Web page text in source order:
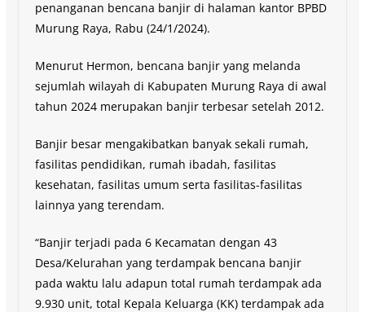
penanganan bencana banjir di halaman kantor BPBD
Murung Raya, Rabu (24/1/2024).
Menurut Hermon, bencana banjir yang melanda
sejumlah wilayah di Kabupaten Murung Raya di awal
tahun 2024 merupakan banjir terbesar setelah 2012.
Banjir besar mengakibatkan banyak sekali rumah,
fasilitas pendidikan, rumah ibadah, fasilitas
kesehatan, fasilitas umum serta fasilitas-fasilitas
lainnya yang terendam.
“Banjir terjadi pada 6 Kecamatan dengan 43
Desa/Kelurahan yang terdampak bencana banjir
pada waktu lalu adapun total rumah terdampak ada
9.930 unit, total Kepala Keluarga (KK) terdampak ada